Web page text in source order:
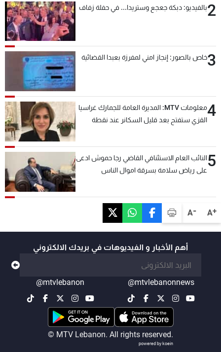
A+
A-
2بالفيديو: دبكة جعجع وستريدا... في حفلة زفاف
3خاص بالصور: إنجاز امني لمفرزة بعبدا القضائية
4
معلومات MTV: المديرة العامة للجمارك غراسيا
القزي ستفتح بعد قليل السكانر عند نقطة
السعودية والدول العربية
5النائب العام الاستئنافي القاضي رجا حموش ادعى
على رياض سلامة بسرقة اموال الناس
أهم الأخبار و الفيديوهات في بريدك الالكتروني
@mtvlebanonnews
@mtvlebanon
© MTV Lebanon. All rights reserved.
powered by koein